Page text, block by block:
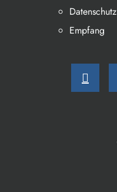
Datenschutz
Empfang